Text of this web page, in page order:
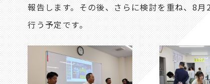
報告します。その後、さらに検討を重ね、8
行う予定です。